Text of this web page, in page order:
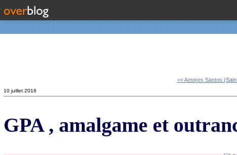
<< Amores Santos
10 juillet 2016
GPA , amalgame et